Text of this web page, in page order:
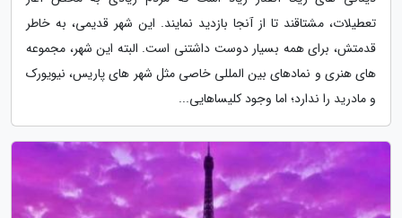
تعطیلات، مشتاقند تا از آنجا بازدید نمایند. این شهر قدیمی، به خاطر
قدمتش، برای همه بسیار دوست داشتنی است. البته این شهر، مجموعه
های هنری و نمادهای بین المللی خاصی مثل شهر های پاریس، نیویورک
و مادرید را ندارد؛ اما وجود کلیساهایی...